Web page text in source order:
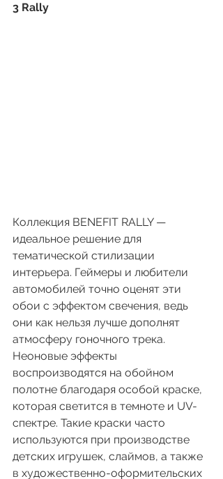
3 Rally
Коллекция BENEFIT RALLY —
идеальное решение для
тематической стилизации
интерьера. Геймеры и любители
автомобилей точно оценят эти
обои с эффектом свечения, ведь
они как нельзя лучше дополнят
атмосферу гоночного трека.
Неоновые эффекты
воспроизводятся на обойном
полотне благодаря особой краске,
которая светится в темноте и UV-
спектре. Такие краски часто
используются при производстве
детских игрушек, слаймов, а также
в художественно-оформительских